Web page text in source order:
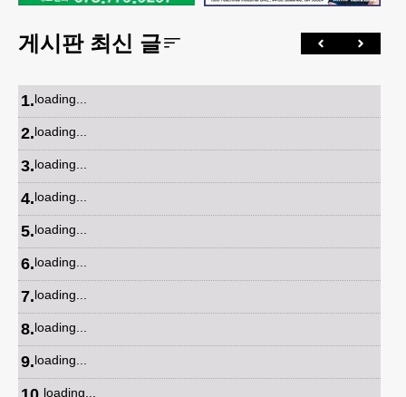
게시판 최신 글
1.loading...
2.loading...
3.loading...
4.loading...
5.loading...
6.loading...
7.loading...
8.loading...
9.loading...
loading...